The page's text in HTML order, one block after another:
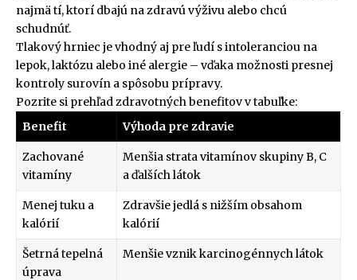
najmä tí, ktorí dbajú na zdravú výživu alebo chcú
schudnúť.
Tlakový hrniec je vhodný aj pre ľudí s intoleranciou na
lepok, laktózu alebo iné alergie – vďaka možnosti presnej
kontroly surovín a spôsobu prípravy.
Pozrite si prehľad zdravotných benefitov v tabuľke:
Benefit
Výhoda pre zdravie
Zachované
vitamíny
Menšia strata vitamínov skupiny B, C
a ďalších látok
Menej tuku a
kalórií
Zdravšie jedlá s nižším obsahom
kalórií
Šetrná tepelná
úprava
Menšie vznik karcinogénnych látok